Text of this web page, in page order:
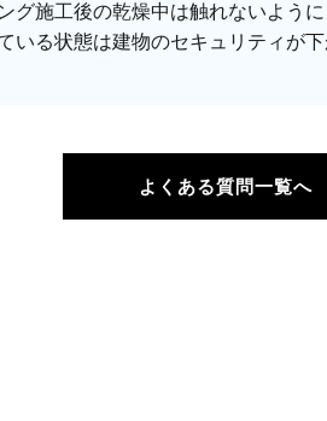
グ施工後の乾燥中は触れないように
いる状態は建物のセキュリティが
よくある質問一覧へ